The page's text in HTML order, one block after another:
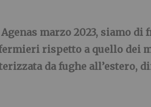
marzo 2023, siamo
rispetto a quello dei
da fughe